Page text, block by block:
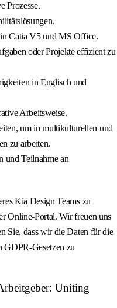
Prozesse.
Catia V5 und MS Office.
oder Projekte effizient zu
in Englisch und
Arbeitsweise.
um in multikulturellen und
zu arbeiten.
und Teilnahme an
Kia Design Teams zu
Online-Portal. Wir freuen uns
Sie, dass wir die Daten für die
GDPR-Gesetzen zu
Uniting